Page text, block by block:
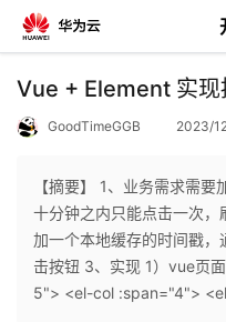
返
个
Vue + Element 实现
GoodTimeGGB 2023/
【摘要】 1、业务需求需
十分钟之内只能点击一次
加一个本地缓存的时间戳
击按钮 3、实现 1）vue页
5"> <el-col :span="4">